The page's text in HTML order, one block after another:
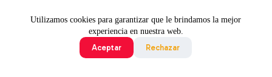
Utilizamos cookies para garantizar que le brindamos la mejor
experiencia en nuestra web.
Aceptar
Rechazar
Todo contenido original es sujeto de Copyright © 2026 TCG